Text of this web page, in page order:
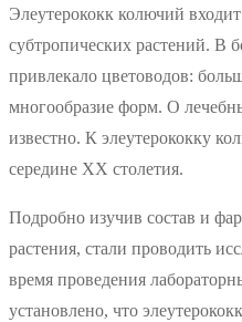
Элеутерококк колючий
субтропических растений. В
привлекало цветоводов:
многообразие форм. О
известно. К элеутерококку
середине XX столетия.
Подробно изучив состав и
растения, стали проводить
время проведения
установлено, что